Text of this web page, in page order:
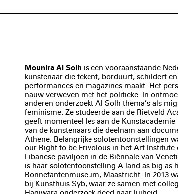
Mounira Al Solh is een vooraanstaande
kunstenaar die tekent, borduurt, schildert
performances en magazines maakt. Het
nauw verweven met het politieke. In
anderen onderzoekt Al Solh thema’s als
feminisme. Ze studeerde aan de Rietveld
geeft momenteel les aan de Kunstacademie
van de kunstenaars die deelnam aan
Athene. Belangrijke solotentoonstellingen
our Right to be Frivolous in het Art Institute
Libanese paviljoen in de Biënnale van
is haar solotentoonstelling A land as big as
Bonnefantenmuseum, Maastricht. In 2013
bij Kunsthuis Syb, waar ze samen met